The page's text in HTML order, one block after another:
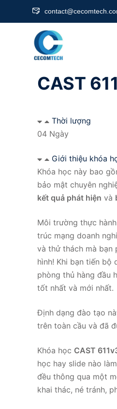
CAST
Thời lượng
04 Ngày
Giới thiệu khóa
Khóa học này bao
bảo mật chuyên
kết quả phát hiện và
Môi trường thực
trúc mạng doanh
và thử thách mà bạn
hình! Khi bạn tiến bộ
phòng thủ hàng đầu
tốt nhất và mới nhất.
Định dạng đào tạo
trên toàn cầu và đã
Khóa học CAST
học hay slide nào
đều thông qua một
khai thác, né tránh,